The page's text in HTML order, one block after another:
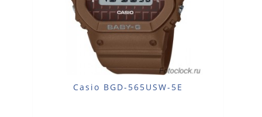
Casio BGD-565USW-5E